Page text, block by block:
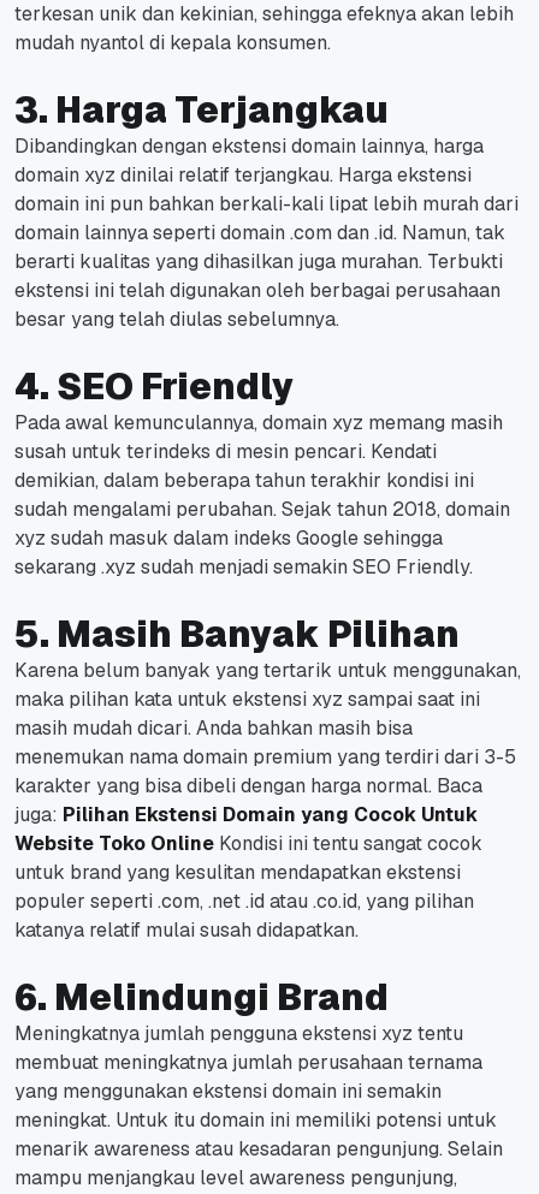
terkesan unik dan kekinian, sehingga efeknya akan lebih
mudah nyantol di kepala konsumen.
3. Harga Terjangkau
Dibandingkan dengan ekstensi domain lainnya, harga
domain xyz dinilai relatif terjangkau. Harga ekstensi
domain ini pun bahkan berkali-kali lipat lebih murah dari
domain lainnya seperti domain .com dan .id. Namun, tak
berarti kualitas yang dihasilkan juga murahan. Terbukti
ekstensi ini telah digunakan oleh berbagai perusahaan
besar yang telah diulas sebelumnya.
4. SEO Friendly
Pada awal kemunculannya, domain xyz memang masih
susah untuk terindeks di mesin pencari. Kendati
demikian, dalam beberapa tahun terakhir kondisi ini
sudah mengalami perubahan. Sejak tahun 2018, domain
xyz sudah masuk dalam indeks Google sehingga
sekarang .xyz sudah menjadi semakin SEO Friendly.
5. Masih Banyak Pilihan
Karena belum banyak yang tertarik untuk menggunakan,
maka pilihan kata untuk ekstensi xyz sampai saat ini
masih mudah dicari. Anda bahkan masih bisa
menemukan nama domain premium yang terdiri dari 3-5
karakter yang bisa dibeli dengan harga normal. Baca
juga: Pilihan Ekstensi Domain yang Cocok Untuk
Website Toko Online Kondisi ini tentu sangat cocok
untuk brand yang kesulitan mendapatkan ekstensi
populer seperti .com, .net .id atau .co.id, yang pilihan
katanya relatif mulai susah didapatkan.
6. Melindungi Brand
Meningkatnya jumlah pengguna ekstensi xyz tentu
membuat meningkatnya jumlah perusahaan ternama
yang menggunakan ekstensi domain ini semakin
meningkat. Untuk itu domain ini memiliki potensi untuk
menarik awareness atau kesadaran pengunjung. Selain
mampu menjangkau level awareness pengunjung,